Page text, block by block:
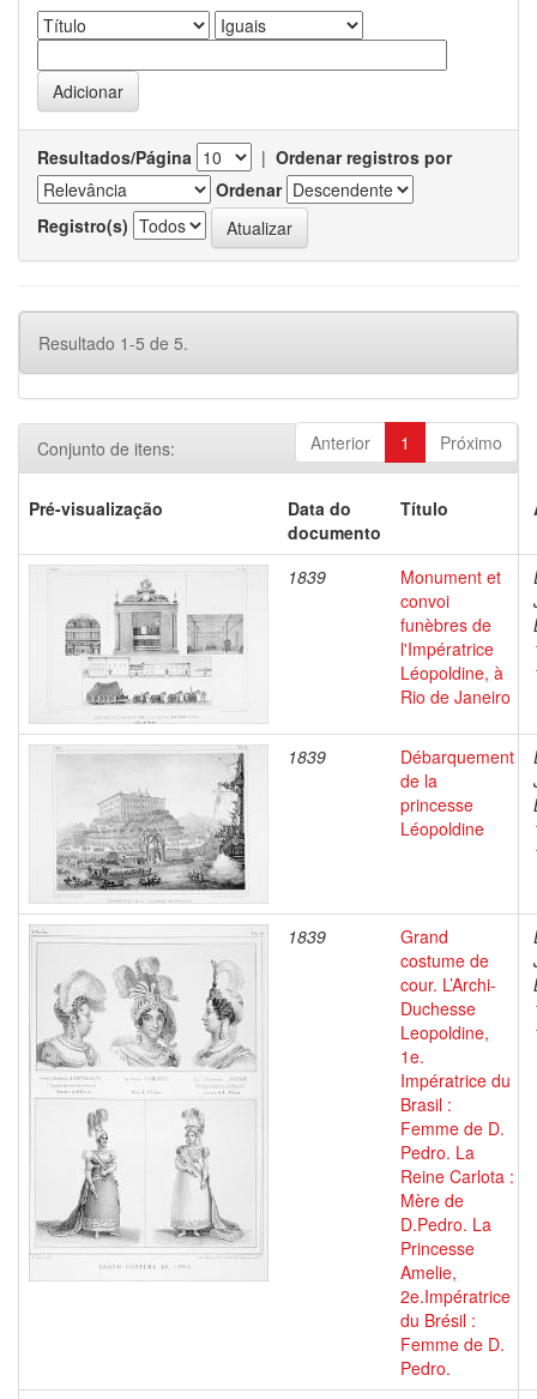
Resultados/Página | Ordenar registros por
Ordenar
Registro(s)
Resultado 1-5 de 5.
Anterior 1 Próximo
Conjunto de itens:
Pré-visualização
Data do
documento
Título
1839
Monument et
convoi
funèbres de
l'Impératrice
Léopoldine, à
Rio de Janeiro
1839
Débarquement
de la
princesse
Léopoldine
1839
Grand
costume de
cour. L’Archi-
Duchesse
Leopoldine,
1e.
Impératrice du
Brasil :
Femme de D.
Pedro. La
Reine Carlota :
Mère de
D.Pedro. La
Princesse
Amelie,
2e.Impératrice
du Brésil :
Femme de D.
Pedro.